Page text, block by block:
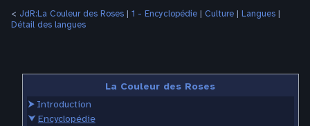
< JdR:La Couleur des Roses ‎ | 1 - Encyclopédie ‎ | Culture ‎ | Langues ‎ |
Détail des langues
La Couleur des Roses
⮞ Introduction
⮟ Encyclopédie